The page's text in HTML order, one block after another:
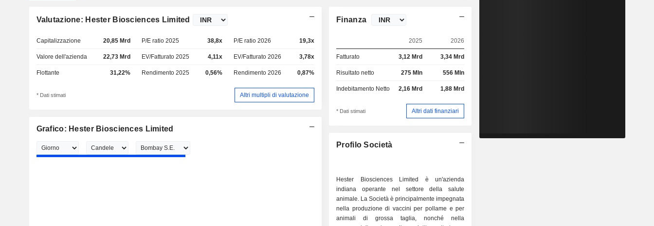
Valutazione: Hester Biosciences Limited
Capitalizzazione 20,85 Mrd P/E ratio 2025 38,8x P/E ratio 2026 19,3x
Valore dell'azienda 22,73 Mrd EV/Fatturato 2025 4,11x EV/Fatturato 2026 3,78x
Flottante 31,22% Rendimento 2025 0,56% Rendimento 2026 0,87%
* Dati stimati Altri multipli di valutazione
Grafico: Hester Biosciences Limited
Finanza
2025 2026
Fatturato 3,12 Mrd 3,34 Mrd
Risultato netto 275 Mln 556 Mln
Indebitamento Netto 2,16 Mrd 1,88 Mrd
* Dati stimati Altri dati finanziari
Profilo Società
Hester Biosciences Limited è un'azienda
indiana operante nel settore della salute
animale. La Società è principalmente impegnata
nella produzione di vaccini per pollame e per
animali di grossa taglia, nonché nella